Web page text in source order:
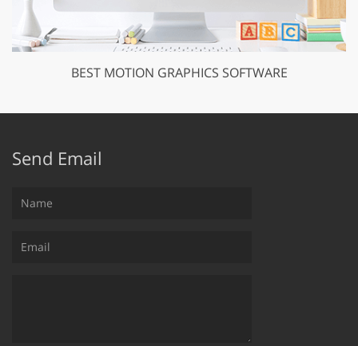
BEST MOTION GRAPHICS SOFTWARE
Send Email